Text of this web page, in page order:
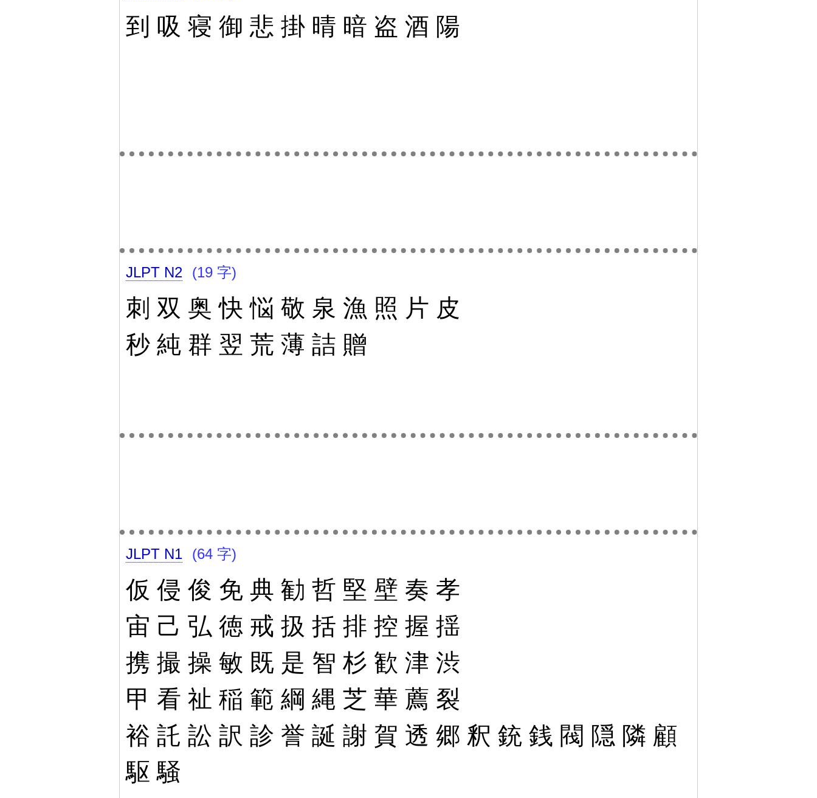
到 吸 寝 御 悲 掛 晴 暗 盗 酒 陽
JLPT N2 (19 字)
刺 双 奥 快 悩 敬 泉 漁 照 片 皮
秒 純 群 翌 荒 薄 詰 贈
JLPT N1 (64 字)
仮 侵 俊 免 典 勧 哲 堅 壁 奏 孝
宙 己 弘 徳 戒 扱 括 排 控 握 揺
携 撮 操 敏 既 是 智 杉 歓 津 渋
甲 看 祉 稲 範 綱 縄 芝 華 薦 裂
裕 託 訟 訳 診 誉 誕 謝 賀 透 郷 釈 銃 銭 閥 隠 隣 顧
駆 騒